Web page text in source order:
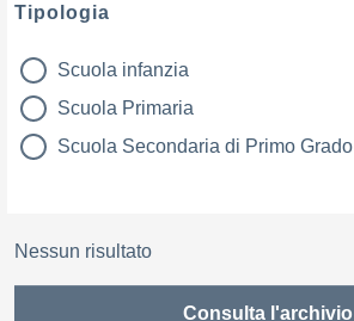
Tipologia
tipologia di articoli
Scuola infanzia
Scuola Primaria
Scuola Secondaria di Primo Grado
Nessun risultato
Consulta l'archivio